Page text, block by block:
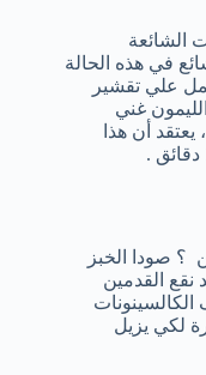
الشائعة
في هذه الحالة
علي تقشير
غني
يعتقد أن هذا
صودا الخبز
القدمين
لكي يزيل